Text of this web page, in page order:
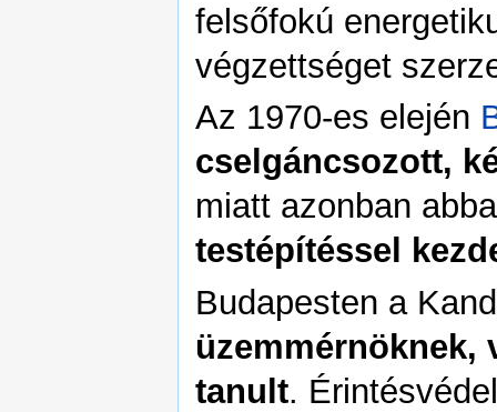
felsőfokú
végzettséget
Az 1970-es elején
cselgáncsozott,
miatt azonban
testépítéssel
Budapesten a
üzemmérnöknek,
tanult.